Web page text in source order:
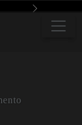
Next